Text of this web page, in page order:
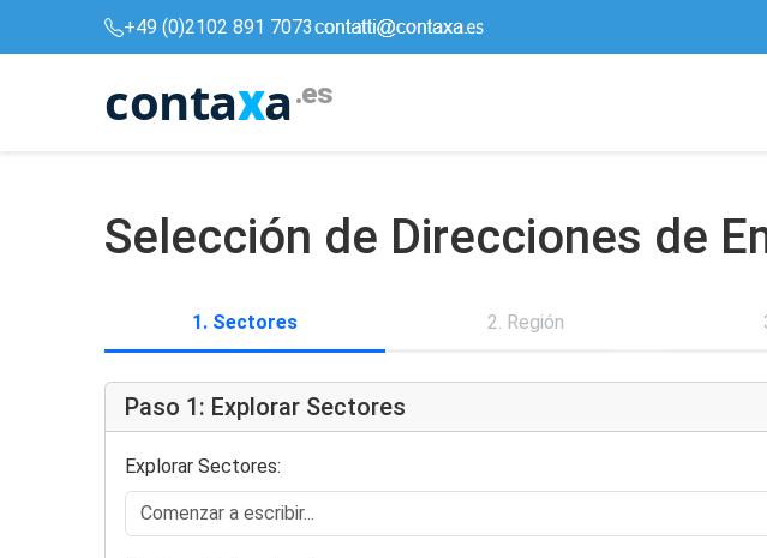
+49 (0)2102 891 7073
contaxa.es
Selección de Direcciones de
1. Sectores 2. Región
Paso 1: Explorar Sectores
Explorar Sectores: